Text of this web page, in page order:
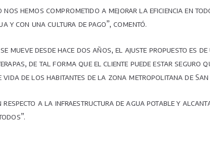
hemos comprometido a mejorar la eficiencia en
y con una cultura de pago”, comentó.
desde hace dos años, el ajuste propuesto es
de tal forma que el cliente puede estar seguro
de los habitantes de la zona metropolitana de San
a la infraestructura de agua potable y